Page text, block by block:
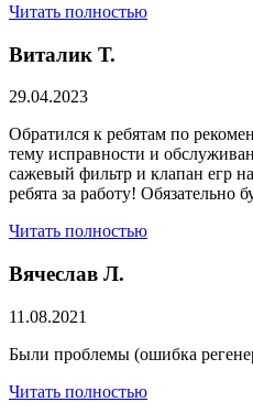
Читать полностью
Виталик Т.
29.04.2023
Обратился к ребятам по
тему исправности и
сажевый фильтр и клапан егр
ребята за работу! Обязательно
Читать полностью
Вячеслав Л.
11.08.2021
Были проблемы (ошибка
Читать полностью